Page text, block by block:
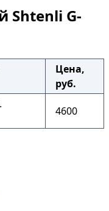
Shtenli G-
Цена,
руб.
4600